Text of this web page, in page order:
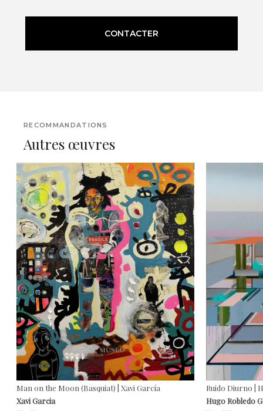
CONTACTER
RECOMMANDATIONS
Autres œuvres
Man on the Moon (Basquiat) | Xavi García
Xavi Garcia
Ruido Diurno |
Hugo Robledo